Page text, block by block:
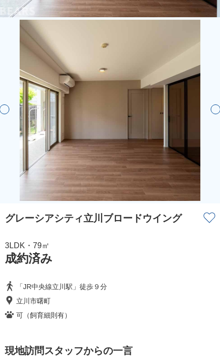
グレーシアシティ立川ブロードウイング
3LDK・79㎡
成約済み
「JR中央線立川駅」徒歩９分
立川市曙町
可（飼育細則有）
現地訪問スタッフからの一言